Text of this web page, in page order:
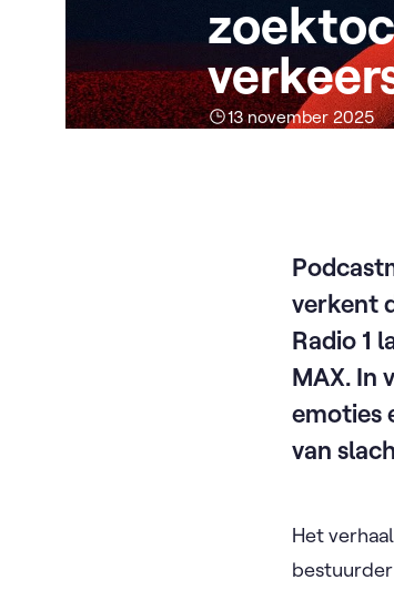
13 november 2025
verkent
Radio 1
MAX. In
emoties
van
Het